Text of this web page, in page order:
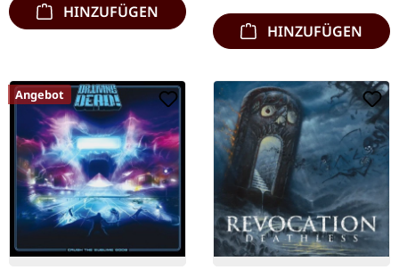
HINZUFÜGEN
HINZUFÜGEN
Angebot